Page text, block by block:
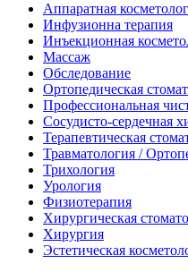
Аппаратная
Инфузионна терапия
Инъекционная
Массаж
Обследование
Ортопедическая
Профессиональная
Сосудисто-сердечная
Терапевтическая
Травматология /
Трихология
Урология
Физиотерапия
Хирургическая
Хирургия
Эстетическая